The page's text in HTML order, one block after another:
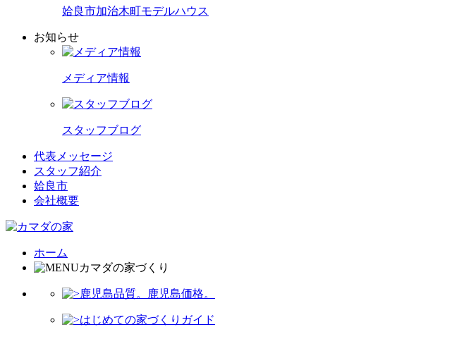
姶良市加治木町モデルハウス
お知らせ
メディア情報
スタッフブログ
代表メッセージ
スタッフ紹介
姶良市
会社概要
ホーム
カマダの家づくり
鹿児島品質。鹿児島価格。
はじめての家づくりガイド